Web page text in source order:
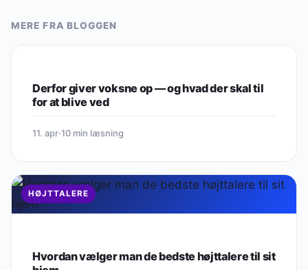
MERE FRA BLOGGEN
Derfor giver voksne op — og hvad der skal til
for at blive ved
11. apr·10 min læsning
HØJTTALERE
Hvordan vælger man de bedste højttalere til sit